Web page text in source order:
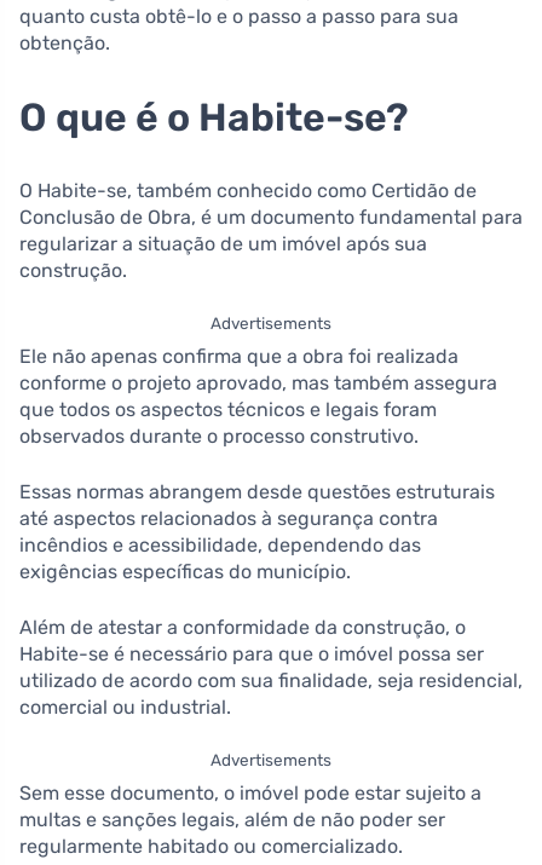
quanto custa obtê-lo e o passo a passo para sua
obtenção.
O que é o Habite-se?
O Habite-se, também conhecido como Certidão de
Conclusão de Obra, é um documento fundamental para
regularizar a situação de um imóvel após sua
construção.
Advertisements
Ele não apenas confirma que a obra foi realizada
conforme o projeto aprovado, mas também assegura
que todos os aspectos técnicos e legais foram
observados durante o processo construtivo.
Essas normas abrangem desde questões estruturais
até aspectos relacionados à segurança contra
incêndios e acessibilidade, dependendo das
exigências específicas do município.
Além de atestar a conformidade da construção, o
Habite-se é necessário para que o imóvel possa ser
utilizado de acordo com sua finalidade, seja residencial,
comercial ou industrial.
Advertisements
Sem esse documento, o imóvel pode estar sujeito a
multas e sanções legais, além de não poder ser
regularmente habitado ou comercializado.